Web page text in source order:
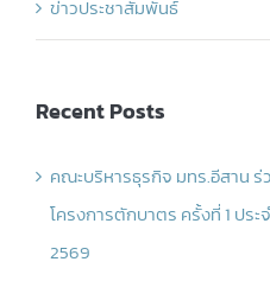
ข่าวประชาสัมพันธ์
Recent Posts
คณะบริหารธุรกิจ มทร.อีสาน
โครงการตักบาตร ครั้งที่ 1 ปร
2569